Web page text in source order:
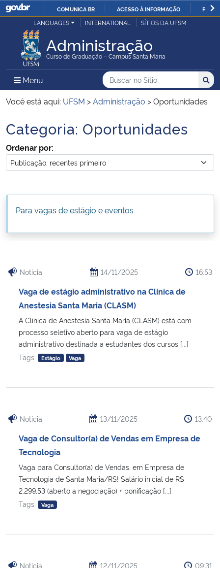
IR
O
COMUNICA BR ACESSO À INFORMAÇÃO
Ministério da Justiça e Segurança Pública
Ministério da Defesa
Ministério das Relações Exteriores
Ministério da Economia
Ministério da Infraestrutura
Ministério da Ciência, Tecnologia, Inovações e Comunicações
Ministério do Meio Ambiente
Ministério do Turismo
Ministério do Desenvolvimento Regional
Ministério da Mulher, da Família e dos Direitos Humanos
Secretaria-Geral
Secretaria de Governo
LANGUAGES INTERNATIONAL SÍTIOS DA UFSM
Administração
Curso de Graduação – Campus Santa Maria
Menu Menu Principal do Sítio
Busca
Buscar no no Sítio
Busca:
Você está aqui: UFSM >Administração >Oportunidades
Início do conteúdo
Categoria: Oportunidades
Ordenar por:
Para vagas de estágio e eventos
Notícia 14/11/2025 16:53
Vaga de estágio administrativo na Clínica de
Anestesia Santa Maria (CLASM)
A Clínica de Anestesia Santa Maria (CLASM) está com
processo seletivo aberto para vaga de estágio
administrativo destinada a estudantes dos cursos [...]
Tags:
Estágio Vaga
Notícia 13/11/2025 13:40
Vaga de Consultor(a) de Vendas em Empresa de
Tecnologia
Vaga para Consultor(a) de Vendas, em Empresa de
Tecnologia de Santa Maria/RS! Salário inicial de R$
2.299,53 (aberto a negociação) + bonificação [...]
Tags:
Vaga
Notícia 12/11/2025 09:31